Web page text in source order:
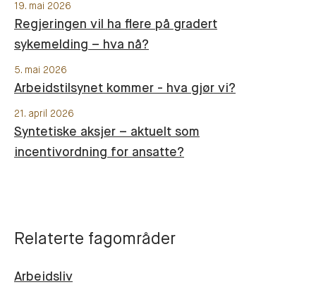
19. mai 2026
Regjeringen vil ha flere på gradert
sykemelding – hva nå?
5. mai 2026
Arbeidstilsynet kommer - hva gjør vi?
21. april 2026
Syntetiske aksjer – aktuelt som
incentivordning for ansatte?
Relaterte fagområder
Arbeidsliv